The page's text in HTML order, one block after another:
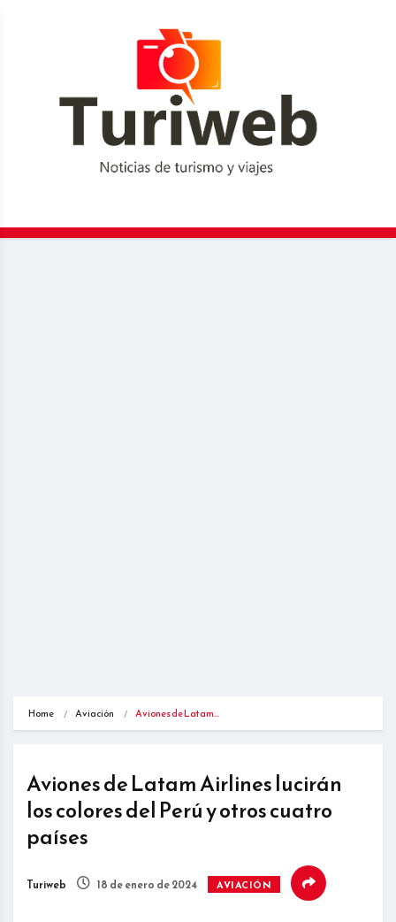
Home Aviación Aviones de Latam…
Aviones de Latam Airlines lucirán
los colores del Perú y otros cuatro
países
Turiweb 18 de enero de 2024 AVIACIÓN